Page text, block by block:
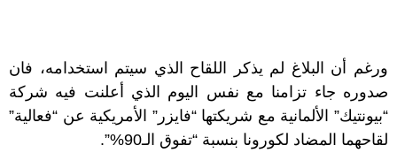
ورغم أن البلاغ لم يذكر اللقاح الذي سيتم استخدامه، فان
صدوره جاء تزامنا مع نفس اليوم الذي أعلنت فيه شركة
“بيونتيك” الألمانية مع شريكتها “فايزر” الأمريكية عن “فعالية”
لقاحهما المضاد لكورونا بنسبة “تفوق الـ90%”.